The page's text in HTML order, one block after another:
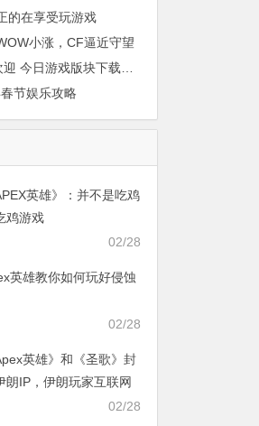
的在享受玩游戏
小涨，CF逼近守望
节娱乐攻略
英雄》：并不是吃鸡
鸡游戏
02/28
英雄教你如何玩好侵蚀
02/28
英雄》和《圣歌》封
朗IP，伊朗玩家互联网
02/28